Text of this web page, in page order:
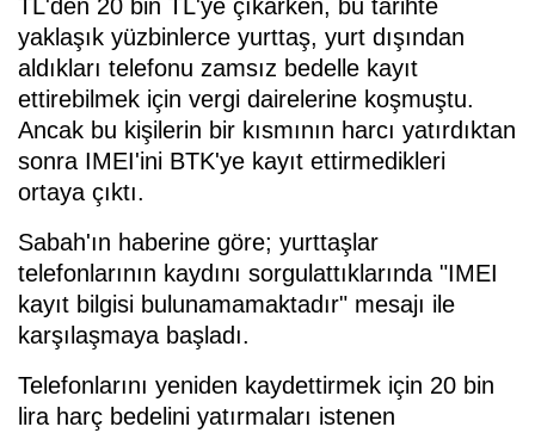
TL'den 20 bin TL'ye çıkarken, bu tarihte
yaklaşık yüzbinlerce yurttaş, yurt dışından
aldıkları telefonu zamsız bedelle kayıt
ettirebilmek için vergi dairelerine koşmuştu.
Ancak bu kişilerin bir kısmının harcı yatırdıktan
sonra IMEI'ini BTK'ye kayıt ettirmedikleri
ortaya çıktı.
Sabah'ın haberine göre; yurttaşlar
telefonlarının kaydını sorgulattıklarında "IMEI
kayıt bilgisi bulunamamaktadır" mesajı ile
karşılaşmaya başladı.
Telefonlarını yeniden kaydettirmek için 20 bin
lira harç bedelini yatırmaları istenen